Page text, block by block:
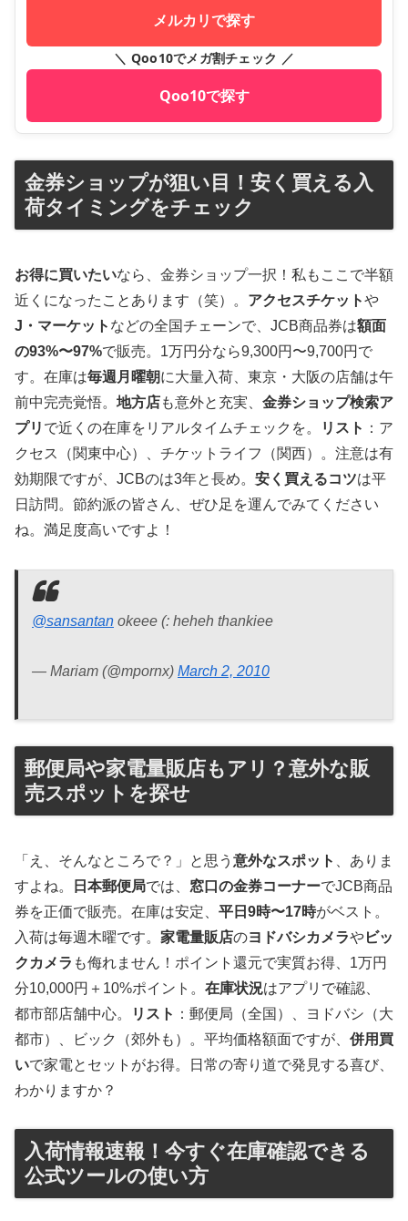
メルカリで探す
＼ Qoo10でメガ割チェック ／
Qoo10で探す
金券ショップが狙い目！安く買える入
荷タイミングをチェック
お得に買いたいなら、金券ショップ一択！私もここで半額
近くになったことあります（笑）。 アクセスチケットや
J・マーケット などの全国チェーンで、JCB商品券は額面
の93%〜97%で販売。1万円分なら9,300円〜9,700円で
す。在庫は毎週月曜朝に大量入荷、東京・大阪の店舗は午
前中完売覚悟。 地方店も意外と充実、 金券ショップ検索ア
プリ で近くの在庫をリアルタイムチェックを。 リスト ：ア
クセス（関東中心）、チケットライフ（関西）。注意は有
効期限ですが、JCBのは3年と長め。 安く買えるコツは平
日訪問。節約派の皆さん、ぜひ足を運んでみてください
ね。満足度高いですよ！
@sansantan okeee (: heheh thankiee
— Mariam (@mpornx) March 2, 2010
郵便局や家電量販店もアリ？意外な販
売スポットを探せ
「え、そんなところで？」と思う 意外なスポット
、ありま
すよね。
日本郵便局では、 窓口の金券コーナーでJCB商品
券を正価で販売。在庫は安定、 平日9時〜17時がベスト。
入荷は毎週木曜です。 家電量販店のヨドバシカメラやビッ
クカメラ も侮れません！ポイント還元で実質お得、1万円
分10,000円＋10%ポイント。 在庫状況はアプリで確認、
都市部店舗中心。
リスト ：郵便局（全国）、ヨドバシ（大
都市）、ビック（郊外も）。平均価格額面ですが、 併用買
いで家電とセットがお得。日常の寄り道で発見する喜び、
わかりますか？
入荷情報速報！今すぐ在庫確認できる
公式ツールの使い方